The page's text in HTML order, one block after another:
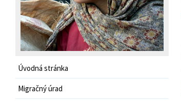
Úvodná stránka
Migračný úrad